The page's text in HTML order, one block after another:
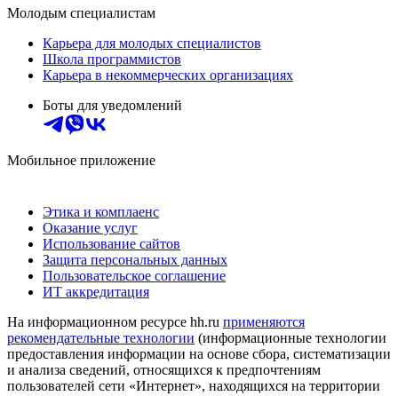
Молодым специалистам
Карьера для молодых специалистов
Школа программистов
Карьера в некоммерческих организациях
Боты для уведомлений
Мобильное приложение
Этика и комплаенс
Оказание услуг
Использование сайтов
Защита персональных данных
Пользовательское соглашение
ИТ аккредитация
На информационном ресурсе hh.ru применяются
рекомендательные технологии (информационные технологии
предоставления информации на основе сбора, систематизации
и анализа сведений, относящихся к предпочтениям
пользователей сети «Интернет», находящихся на территории